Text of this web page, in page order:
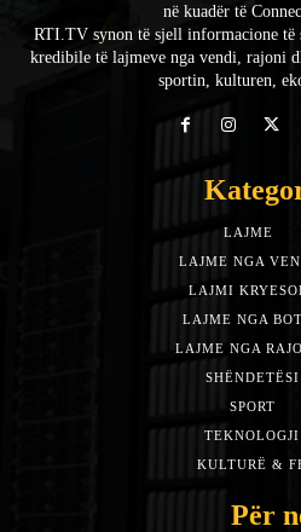
në kuadër të
RTI.TV synon të sjell informacione të
kredibile të lajmeve nga vendi, rajoni
sportin, kulturen,
LAJME
LAJME NGA
LAJMI
LAJME NGA
LAJME NGA
SHËNDETËSI
SPORT
TEKNOLOGJI
KULTURË &
Për